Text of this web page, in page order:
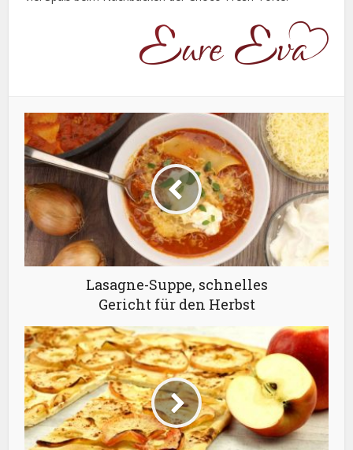
Lasagne-Suppe, schnelles
Gericht für den Herbst